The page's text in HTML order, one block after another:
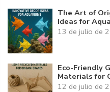
The Art of
Ideas for
13 de julio de
Eco-Friendly
Materials for
12 de julio de